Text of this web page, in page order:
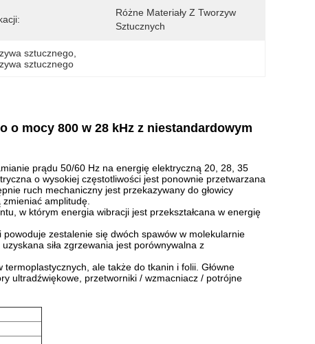
Różne Materiały Z Tworzyw
Sztucznych
sztucznego
sztucznego
o mocy 800 w 28 kHz z niestandardowym
prądu 50/60 Hz na energię elektryczną 20, 28, 35
o wysokiej częstotliwości jest ponownie przetwarzana
ruch mechaniczny jest przekazywany do głowicy
amplitudę.
w którym energia wibracji jest przekształcana w energię
zestalenie się dwóch spawów w molekularnie
siła zgrzewania jest porównywalna z
ale także do tkanin i folii. Główne
ultradźwiękowe, przetworniki / wzmacniacz / potrójne